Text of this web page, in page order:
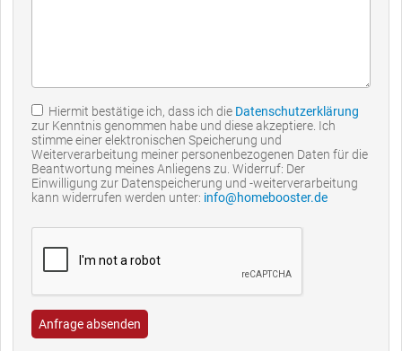
Hiermit bestätige ich, dass ich die Datenschutzerklärung
zur Kenntnis genommen habe und diese akzeptiere. Ich
stimme einer elektronischen Speicherung und
Weiterverarbeitung meiner personenbezogenen Daten für die
Beantwortung meines Anliegens zu. Widerruf: Der
Einwilligung zur Datenspeicherung und -weiterverarbeitung
kann widerrufen werden unter: info@homebooster.de
Anfrage absenden